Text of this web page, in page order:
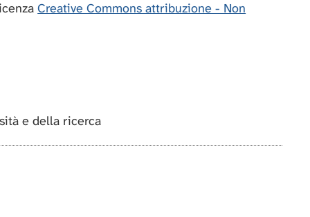
Creative Commons attribuzione - Non
e della ricerca